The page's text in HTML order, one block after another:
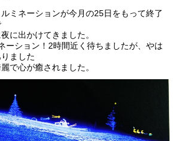
ミネーションが今月の25日をもって終了
に出かけてきました。
ーション！2時間近く待ちましたが、やは
ました
で心が癒されました。